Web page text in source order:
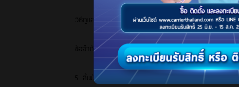
วิธีดูแล: พยายามรดน้ำบ่อยๆ และควรพรมใบเพื่อเพิ่มความชื้น
ข้อจำกัด: ไม่ทนต่ออากาศแห้ง ต้องดูแลอย่างสม่ำเสมอ
5. ลิ้นมังกร (Snake Plant)